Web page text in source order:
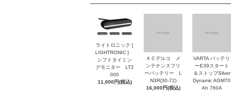
ライトロニック [
LIGHTRONIC ]
シフトタイミン
グモニター LT2
000
11,000円(税込)
ＡＣデルコ メ
ンテナンスフリ
ーバッテリー L
N3R(30-72)
16,000円(税込)
VARTA バッテリ
ーE39スタート
＆ストップSilver
Dynamic AGM70
Ah 760A